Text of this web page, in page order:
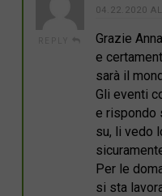
04.22.2020
Grazie
e
sarà il
Gli eventi
e rispondo
su, li vedo
Per le
si sta